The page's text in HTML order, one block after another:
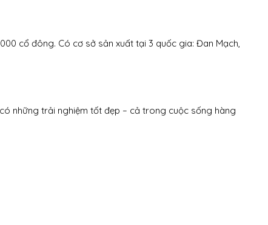
cổ đông. Có cơ sở sản xuất tại 3 quốc gia: Đan Mạch,
những trải nghiệm tốt đẹp – cả trong cuộc sống hàng